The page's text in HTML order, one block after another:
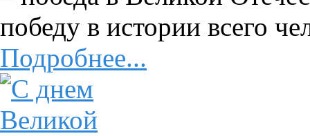
победу в истории всего
Подробнее...